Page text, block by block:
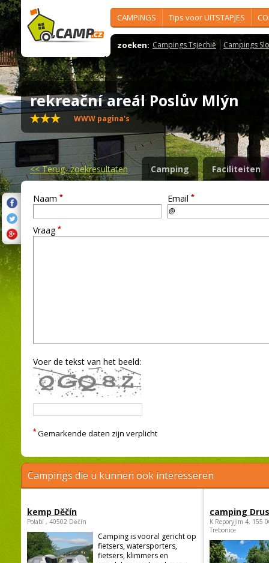
CAMPINGS Tips voor UITSTAPJES
zoeken: Campings Tsjechië Campings
rekreační areál Poslův Mlýn
WWW pagina's
<<Terug- zoekresultaten Camping Faciliteiten
Naam * Email *
Vraag *
Voer de tekst van het beeld:
* Gemarkende daten zijn verplicht
Campings die u kunnen ook interesseren
kemp Děčín
Polabí , 40502 Děčín
Camping is vooral gericht op
fietsers, watersporters,
fietsers, klimmers en
camping
K Reporyjim 4, 155
Trebonice